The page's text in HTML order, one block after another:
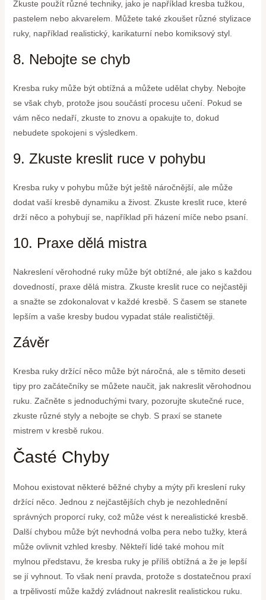
Zkuste použít různé techniky, jako je například kresba tužkou,
pastelem nebo akvarelem. Můžete také zkoušet různé stylizace
ruky, například realistický, karikaturní nebo komiksový styl.
8. Nebojte se chyb
Kresba ruky může být obtížná a můžete udělat chyby. Nebojte
se však chyb, protože jsou součástí procesu učení. Pokud se
vám něco nedaří, zkuste to znovu a opakujte to, dokud
nebudete spokojeni s výsledkem.
9. Zkuste kreslit ruce v pohybu
Kresba ruky v pohybu může být ještě náročnější, ale může
dodat vaší kresbě dynamiku a živost. Zkuste kreslit ruce, které
drží něco a pohybují se, například při házení míče nebo psaní.
10. Praxe dělá mistra
Nakreslení věrohodné ruky může být obtížné, ale jako s každou
dovedností, praxe dělá mistra. Zkuste kreslit ruce co nejčastěji
a snažte se zdokonalovat v každé kresbě. S časem se stanete
lepším a vaše kresby budou vypadat stále realističtěji.
Závěr
Kresba ruky držící něco může být náročná, ale s těmito deseti
tipy pro začátečníky se můžete naučit, jak nakreslit věrohodnou
ruku. Začněte s jednoduchými tvary, pozorujte skutečné ruce,
zkuste různé styly a nebojte se chyb. S praxí se stanete
mistrem v kresbě rukou.
Časté Chyby
Mohou existovat některé běžné chyby a mýty při kreslení ruky
držící něco. Jednou z nejčastějších chyb je nezohlednění
správných proporcí ruky, což může vést k nerealistické kresbě.
Další chybou může být nevhodná volba pera nebo tužky, která
může ovlivnit vzhled kresby. Někteří lidé také mohou mít
mylnou představu, že kresba ruky je příliš obtížná a že je lepší
se jí vyhnout. To však není pravda, protože s dostatečnou praxí
a trpělivostí může každý zvládnout nakreslit realistickou ruku.